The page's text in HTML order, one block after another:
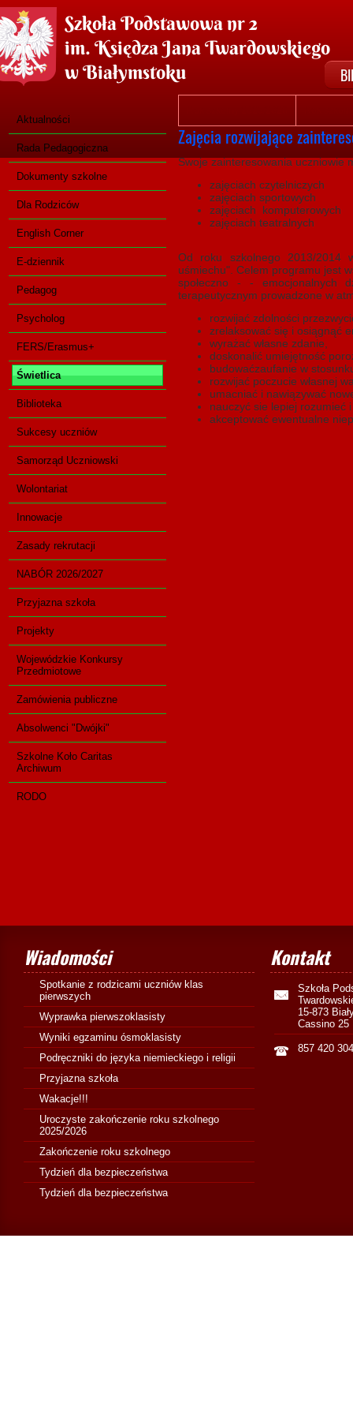
Szkoła Podstawowa nr 2
im. Księdza Jana Twardowskiego
w Białymstoku
Aktualności
Rada Pedagogiczna
Dokumenty szkolne
Dla Rodziców
English Corner
E-dziennik
Pedagog
Psycholog
FERS/Erasmus+
Świetlica
Biblioteka
Sukcesy uczniów
Samorząd Uczniowski
Wolontariat
Innowacje
Zasady rekrutacji
NABÓR 2026/2027
Przyjazna szkoła
Projekty
Wojewódzkie Konkursy
Przedmiotowe
Zamówienia publiczne
Absolwenci "Dwójki"
Szkolne Koło Caritas
Archiwum
RODO
Zajęcia rozwijające
Swoje zainteresowania uczniowie
zajęciach czytelniczych
zajęciach sportowych
zajęciach komputerowych
zajęciach teatralnych
Od roku szkolnego 2013/2014
uśmiechu". Celem programu jest
społeczno - - emocjonalnych
terapeutycznym prowadzone w
rozwijać zdolności
zrelaksować się i osiągnąć
wyrażać własne zdanie,
doskonalić umiejętność
budowaćzaufanie w
rozwijać poczucie własnej
umacniać i nawiązywać
nauczyć sie lepiej rozumieć
akceptować ewentualne
Wiadomości
Spotkanie z rodzicami uczniów klas
pierwszych
Wyprawka pierwszoklasisty
Wyniki egzaminu ósmoklasisty
Podręczniki do języka niemieckiego i religii
Przyjazna szkoła
Wakacje!!!
Uroczyste zakończenie roku szkolnego
2025/2026
Zakończenie roku szkolnego
Tydzień dla bezpieczeństwa
Tydzień dla bezpieczeństwa
Kontakt
Szkoła
15-873
Cassino 25
857 420